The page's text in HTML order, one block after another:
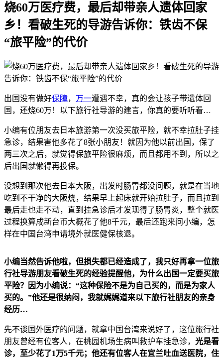
烧60万医疗费，最后却带亲人遗体回家
乡！看破生死的导游告诉你：铁齿不保
“旅平险”的代价
出国没有做好保障， 万一遭遇不幸，真的会让孩子带遗体回
国，还烧60万！以下旅行社导游的建言，你真的要听听看…
小编有位朋友去日本旅游第一次没买旅平险，就不幸拉肚子挂
急诊，结果害他多花了8张小朋友！就因为他以前出国，保了
两三次之后，就觉得保旅平险很麻烦，而且都用不到，所以之
后出国就懒得再投保。
没想到那次他去日本大阪，出发时肠胃都没问题，就是在当地
吃到不干净的大阪烧，结果早上起床就开始拉肚子，而且拉到
最后走也走不动，直到挂急诊后才发现得了肠胃炎，整个就医
过程换算成新台币大概花了他8千元，最后还跑来问小编，怎
样在中国台湾申请境外就医健保核退。
小编当然告诉他啦，但损失都已经造成了，我只好再拿一位旅
行社导游朋友看破生死的经验提醒他，为什么出国一定要买旅
平险？因为小编说：“这种保险不是为自己买的，而是为家人
买的。”他还是很纳闷，我就娓娓道来以下旅行社朋友的亲身
经历…
先不谈国外医疗的问题，就拿中国台湾来说好了，这位旅行社
朋友曾经有位客人，在桃园机场生病叫救护车挂急诊， 光是看
诊，至少花了1万5千元；他还有位客人在宜兰吐血送医院，住